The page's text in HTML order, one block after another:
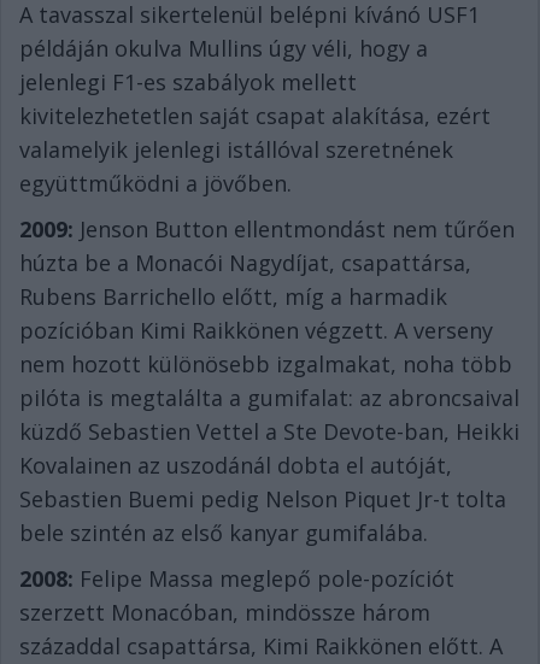
A tavasszal sikertelenül belépni kívánó USF1
példáján okulva Mullins úgy véli, hogy a
jelenlegi F1-es szabályok mellett
kivitelezhetetlen saját csapat alakítása, ezért
valamelyik jelenlegi istállóval szeretnének
együttműködni a jövőben.
2009: Jenson Button ellentmondást nem tűrően
húzta be a Monacói Nagydíjat, csapattársa,
Rubens Barrichello előtt, míg a harmadik
pozícióban Kimi Raikkönen végzett. A verseny
nem hozott különösebb izgalmakat, noha több
pilóta is megtalálta a gumifalat: az abroncsaival
küzdő Sebastien Vettel a Ste Devote-ban, Heikki
Kovalainen az uszodánál dobta el autóját,
Sebastien Buemi pedig Nelson Piquet Jr-t tolta
bele szintén az első kanyar gumifalába.
2008: Felipe Massa meglepő pole-pozíciót
szerzett Monacóban, mindössze három
századdal csapattársa, Kimi Raikkönen előtt. A